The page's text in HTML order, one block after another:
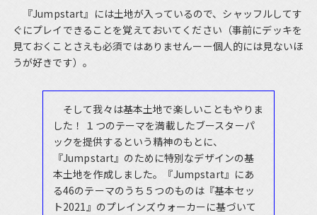
『Jumpstart』には土地が入っているので、シャッフルしてす
ぐにプレイできることを覚えておいてください（事前にデッキを
見ておくことさえも必須ではありませんーー個人的には見ないほ
うが好きです）。
そして我々は基本土地で楽しいこともやりま
した！ １つのテーマを満載したブースターパ
ックを提供するという精神のもとに、
『Jumpstart』のために特別なデザインの基
本土地を作成しました。『Jumpstart』にあ
る46のテーマのうち５つのものは『基本セッ
ト2021』のプレインズウォーカーに基づいて